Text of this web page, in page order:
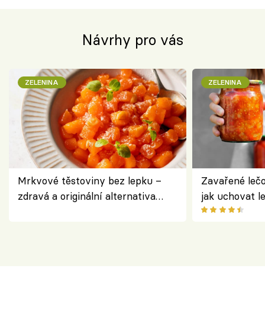
Návrhy pro vás
ZELENINA
Mrkvové těstoviny bez lepku –
zdravá a originální alternativa
ZELENINA
Zavařené
jak uchovat